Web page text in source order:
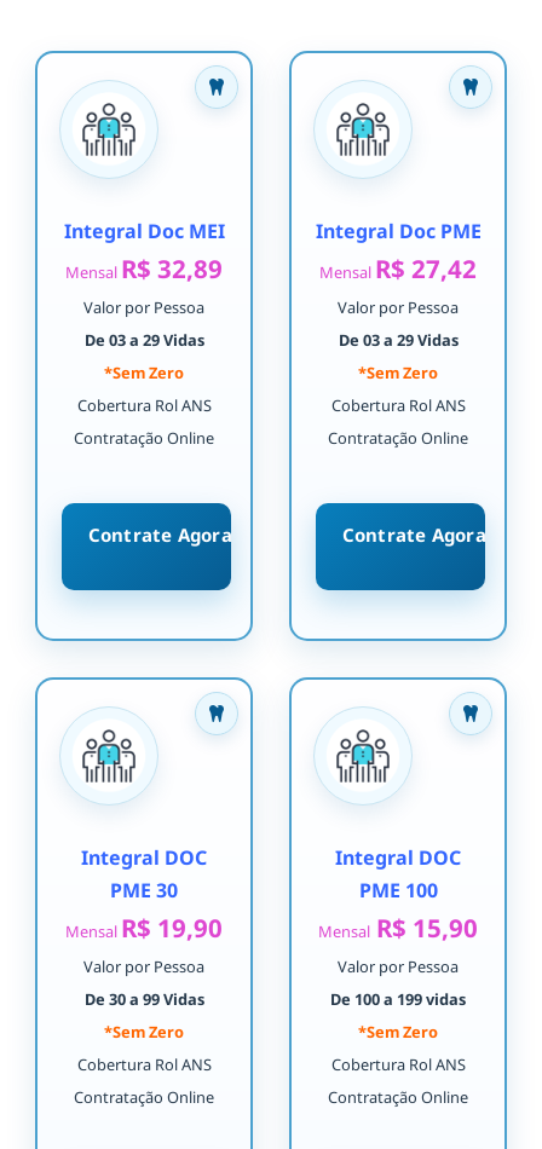
Integral Doc MEI
Mensal R$ 32,89
Valor por Pessoa
De 03 a 29 Vidas
*Sem Zero
Cobertura Rol ANS
Contratação Online
Contrate Agora
Integral Doc PME
Mensal R$ 27,42
Valor por Pessoa
De 03 a 29 Vidas
*Sem Zero
Cobertura Rol ANS
Contratação Online
Contrate Agora
Integral DOC
PME 30
Mensal R$ 19,90
Valor por Pessoa
De 30 a 99 Vidas
*Sem Zero
Cobertura Rol ANS
Contratação Online
Integral DOC
PME 100
Mensal R$ 15,90
Valor por Pessoa
De 100 a 199 vidas
*Sem Zero
Cobertura Rol ANS
Contratação Online